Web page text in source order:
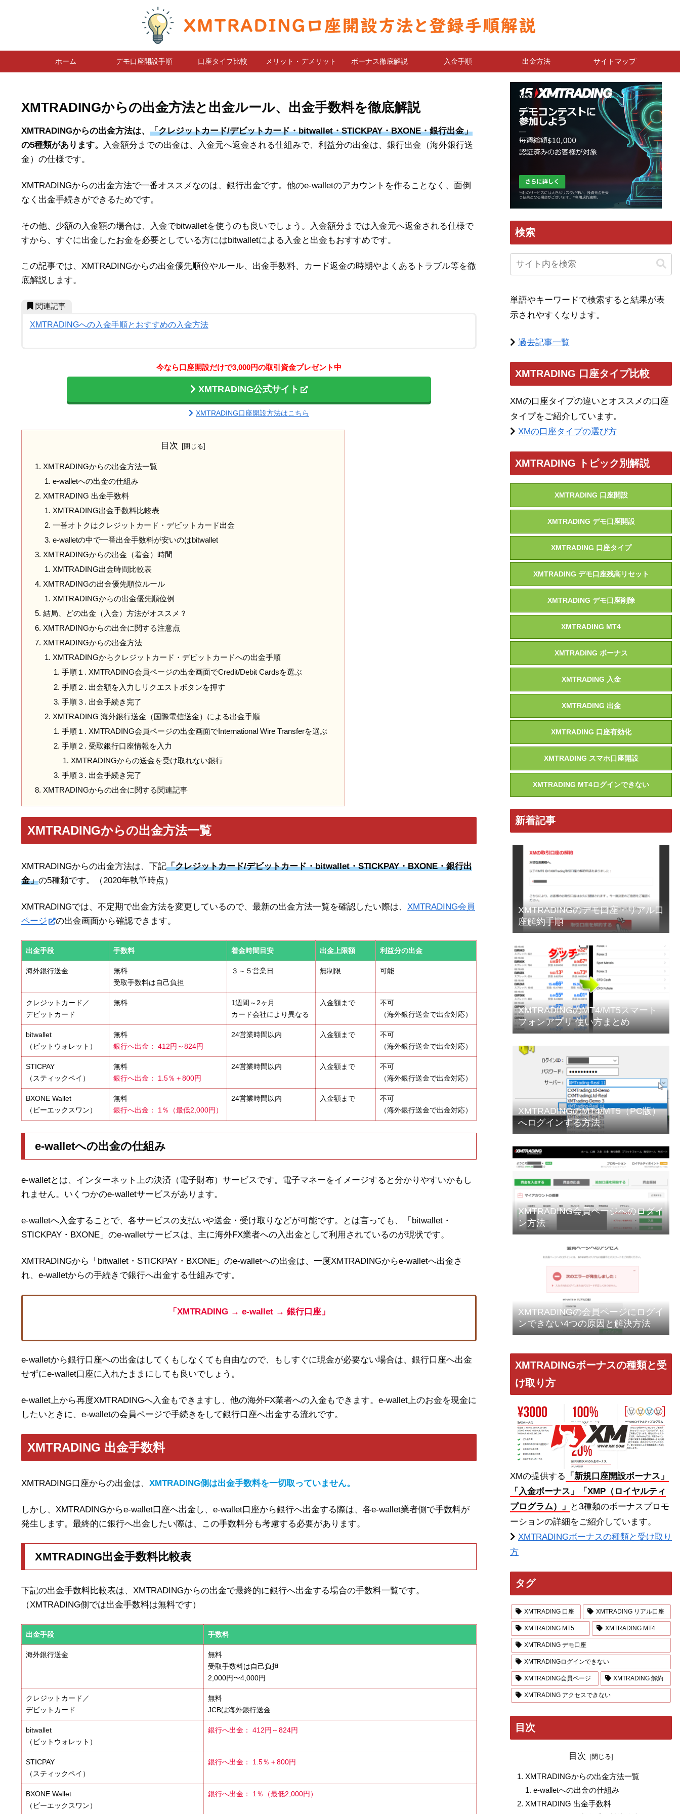
ホーム デモ口座開設手順 口座タイプ比較 メリット・デメリット ボーナス徹底解説 入金手順 出金方法 サイトマップ
XMTRADINGからの出金方法と出金ルール、出金手数料を徹底解説
XMTRADINGからの出金方法は、 「クレジットカード/デビットカード・bitwallet・STICKPAY・BXONE・銀行出金」
の5種類があります。
入金額分までの出金は、入金元へ返金される仕組みで、利益分の出金は、銀行出金（海外銀行送
金）の仕様です。
XMTRADINGからの出金方法で一番オススメなのは、銀行出金です。他のe-walletのアカウントを作ることなく、面倒
なく出金手続きができるためです。
その他、少額の入金額の場合は、入金でbitwalletを使うのも良いでしょう。入金額分までは入金元へ返金される仕様で
すから、すぐに出金したお金を必要としている方にはbitwalletによる入金と出金もおすすめです。
この記事では、XMTRADINGからの出金優先順位やルール、出金手数料、カード返金の時期やよくあるトラブル等を徹
底解説します。
関連記事
XMTRADINGへの入金手順とおすすめの入金方法
今なら口座開設だけで3,000円の取引資金プレゼント中
XMTRADING公式サイト
XMTRADING口座開設方法はこちら
目次
XMTRADINGからの出金方法一覧
e-walletへの出金の仕組み
XMTRADING 出金手数料
XMTRADING出金手数料比較表
一番オトクはクレジットカード・デビットカード出金
e-walletの中で一番出金手数料が安いのはbitwallet
XMTRADINGからの出金（着金）時間
XMTRADING出金時間比較表
XMTRADINGの出金優先順位ルール
XMTRADINGからの出金優先順位例
結局、どの出金（入金）方法がオススメ？
XMTRADINGからの出金に関する注意点
XMTRADINGからの出金方法
XMTRADINGからクレジットカード・デビットカードへの出金手順
手順１. XMTRADING会員ページの出金画面でCredit/Debit Cardsを選ぶ
手順２. 出金額を入力しリクエストボタンを押す
手順３. 出金手続き完了
XMTRADING 海外銀行送金（国際電信送金）による出金手順
手順１. XMTRADING会員ページの出金画面でInternational Wire Transferを選ぶ
手順２. 受取銀行口座情報を入力
XMTRADINGからの送金を受け取れない銀行
手順３. 出金手続き完了
XMTRADINGからの出金に関する関連記事
XMTRADINGからの出金方法一覧
XMTRADINGからの出金方法は、下記「クレジットカード/デビットカード・bitwallet・STICKPAY・BXONE・銀行出
金」の5種類です。（2020年執筆時点）
XMTRADINGでは、不定期で出金方法を変更しているので、最新の出金方法一覧を確認したい際は、 XMTRADING会員
ページ
の出金画面から確認できます。
出金手段 手数料 着金時間目安 出金上限額 利益分の出金
海外銀行送金
無料
受取手数料は自己負担
３～５営業日 無制限 可能
クレジットカード／
デビットカード
無料
1週間～2ヶ月
カード会社により異なる
入金額まで
不可
（海外銀行送金で出金対応）
bitwallet
（ビットウォレット）
無料
銀行へ出金： 412円～824円
24営業時間以内 入金額まで
不可
（海外銀行送金で出金対応）
STICPAY
（スティックペイ）
無料
銀行へ出金： 1.5％＋800円
24営業時間以内 入金額まで
不可
（海外銀行送金で出金対応）
BXONE Wallet
（ビーエックスワン）
無料
銀行へ出金： 1％（最低2,000円）
24営業時間以内 入金額まで
不可
（海外銀行送金で出金対応）
e-walletへの出金の仕組み
e-walletとは、インターネット上の決済（電子財布）サービスです。電子マネーをイメージすると分かりやすいかもし
れません。いくつかのe-walletサービスがあります。
e-walletへ入金することで、各サービスの支払いや送金・受け取りなどが可能です。とは言っても、「bitwallet・
STICKPAY・BXONE」のe-walletサービスは、主に海外FX業者への入出金として利用されているのが現状です。
XMTRADINGから「bitwallet・STICKPAY・BXONE」のe-walletへの出金は、一度XMTRADINGからe-walletへ出金さ
れ、e-walletからの手続きで銀行へ出金する仕組みです。
「XMTRADING→ e-wallet → 銀行口座」
e-walletから銀行口座への出金はしてくもしなくても自由なので、もしすぐに現金が必要ない場合は、銀行口座へ出金
せずにe-wallet口座に入れたままにしても良いでしょう。
e-wallet上から再度XMTRADINGへ入金もできますし、他の海外FX業者への入金もできます。e-wallet上のお金を現金に
したいときに、e-walletの会員ページで手続きをして銀行口座へ出金する流れです。
XMTRADING 出金手数料
XMTRADING口座からの出金は、 XMTRADING側は出金手数料を一切取っていません。
しかし、XMTRADINGからe-wallet口座へ出金し、e-wallet口座から銀行へ出金する際は、各e-wallet業者側で手数料が
発生します。最終的に銀行へ出金したい際は、この手数料分も考慮する必要があります。
XMTRADING出金手数料比較表
下記の出金手数料比較表は、XMTRADINGからの出金で最終的に銀行へ出金する場合の手数料一覧です。
（XMTRADING側では出金手数料は無料です）
出金手段 手数料
海外銀行送金
無料
受取手数料は自己負担
2,000円〜4,000円
クレジットカード／
デビットカード
無料
JCBは海外銀行送金
bitwallet
（ビットウォレット）
銀行へ出金： 412円～824円
STICPAY
（スティックペイ）
銀行へ出金： 1.5％＋800円
BXONE Wallet
（ビーエックスワン）
銀行へ出金： 1％（最低2,000円）
検索
単語やキーワードで検索すると結果が表
示されやすくなります。
過去記事一覧
XMTRADING 口座タイプ比較
XMの口座タイプの違いとオススメの口座
タイプをご紹介しています。
XMの口座タイプの選び方
XMTRADING トピック別解説
XMTRADING 口座開設
XMTRADING デモ口座開設
XMTRADING 口座タイプ
XMTRADING デモ口座残高リセット
XMTRADING デモ口座削除
XMTRADING MT4
XMTRADING ボーナス
XMTRADING 入金
XMTRADING 出金
XMTRADING 口座有効化
XMTRADING スマホ口座開設
XMTRADING MT4ログインできない
新着記事
XMTRADINGのデモ口座・リアル口
座解約手順
XMTRADINGのMT4/MT5スマート
フォンアプリ 使い方まとめ
XMTRADINGのMT4/MT5（PC版）
へログインする方法
XMTRADING会員ページへのログイ
ン方法
XMTRADINGの会員ページにログイ
ンできない4つの原因と解決方法
XMTRADINGボーナスの種類と受
け取り方
XMの提供する
「新規口座開設ボーナス」
「入金ボーナス」「XMP（ロイヤルティ
プログラム）」
と3種類のボーナスプロモ
ーションの詳細をご紹介しています。
XMTRADINGボーナスの種類と受け取り
方
タグ
XMTRADING 口座 XMTRADING リアル口座
XMTRADING MT5 XMTRADING MT4
XMTRADING デモ口座
XMTRADINGログインできない
XMTRADING会員ページ XMTRADING 解約
XMTRADING アクセスできない
目次
目次
XMTRADINGからの出金方法一覧
e-walletへの出金の仕組み
XMTRADING 出金手数料